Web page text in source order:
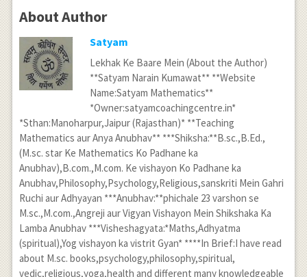
About Author
Satyam
Lekhak Ke Baare Mein (About the Author)
**Satyam Narain Kumawat** **Website
Name:Satyam Mathematics**
*Owner:satyamcoachingcentre.in*
*Sthan:Manoharpur,Jaipur (Rajasthan)* **Teaching
Mathematics aur Anya Anubhav** ***Shiksha:**B.sc.,B.Ed.,
(M.sc. star Ke Mathematics Ko Padhane ka
Anubhav),B.com.,M.com. Ke vishayon Ko Padhane ka
Anubhav,Philosophy,Psychology,Religious,sanskriti Mein Gahri
Ruchi aur Adhyayan ***Anubhav:**phichale 23 varshon se
M.sc.,M.com.,Angreji aur Vigyan Vishayon Mein Shikshaka Ka
Lamba Anubhav ***Visheshagyata:*Maths,Adhyatma
(spiritual),Yog vishayon ka vistrit Gyan* ****In Brief:I have read
about M.sc. books,psychology,philosophy,spiritual,
vedic,religious,yoga,health and different many knowledgeable